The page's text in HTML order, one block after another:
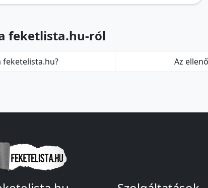
feketlista.hu-ról
feketelista.hu? Az